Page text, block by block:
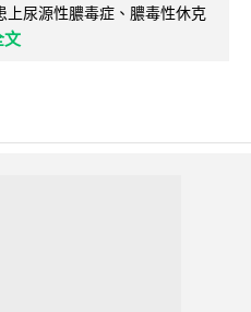
上尿源性膿毒症、膿毒性休克
文